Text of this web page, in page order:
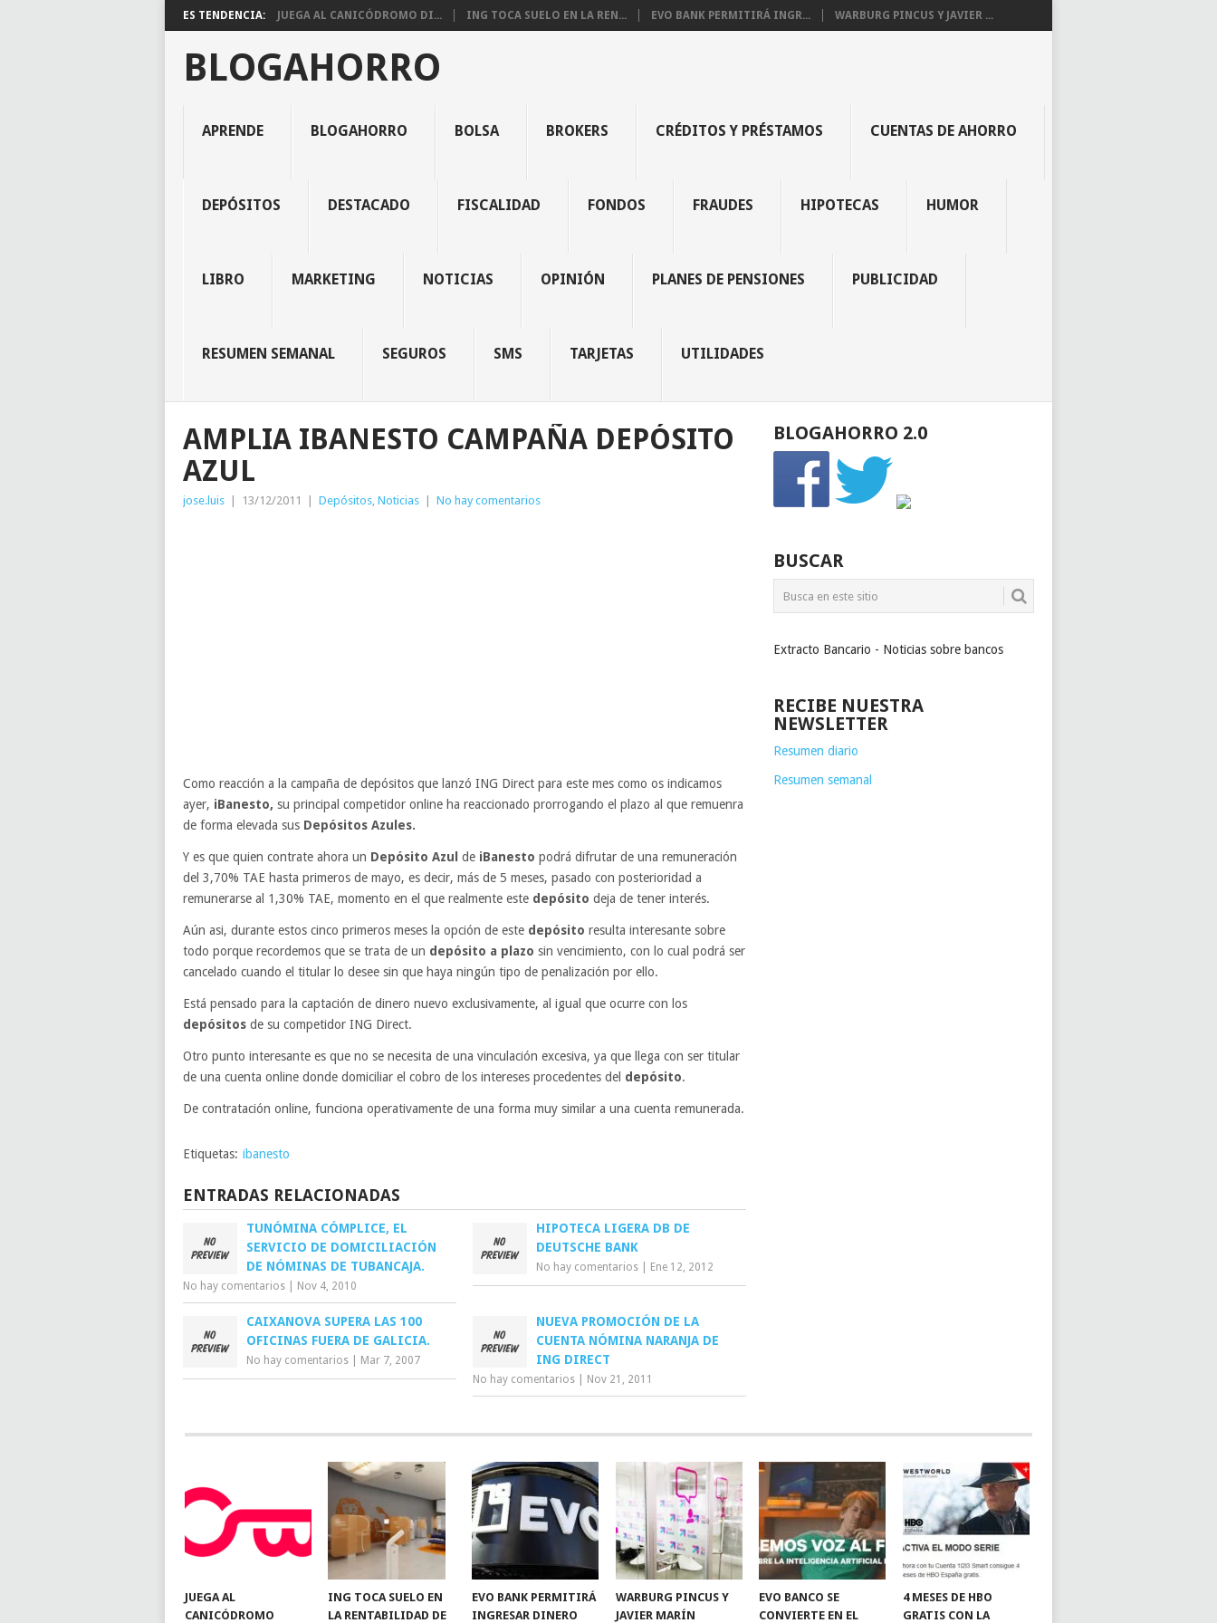
ES TENDENCIA: JUEGA AL CANICÓDROMO DI... ING TOCA SUELO EN LA REN... EVO BANK PERMITIRÁ INGR... WARBURG PINCUS Y JAVIER ...
BLOGAHORRO
APRENDE BLOGAHORRO BOLSA BROKERS CRÉDITOS Y PRÉSTAMOS CUENTAS DE AHORRO
DEPÓSITOS DESTACADO FISCALIDAD FONDOS FRAUDES HIPOTECAS HUMOR
LIBRO MARKETING NOTICIAS OPINIÓN PLANES DE PENSIONES PUBLICIDAD
RESUMEN SEMANAL SEGUROS SMS TARJETAS UTILIDADES
AMPLIA IBANESTO CAMPAÑA DEPÓSITO
AZUL
jose.luis 13/12/2011 Depósitos, Noticias No hay comentarios
Como reacción a la campaña de depósitos que lanzó ING Direct para este mes como os indicamos
ayer, iBanesto, su principal competidor online ha reaccionado prorrogando el plazo al que remuenra
de forma elevada sus Depósitos Azules.
Y es que quien contrate ahora un Depósito Azul de iBanesto podrá difrutar de una remuneración
del 3,70% TAE hasta primeros de mayo, es decir, más de 5 meses, pasado con posterioridad a
remunerarse al 1,30% TAE, momento en el que realmente este depósito deja de tener interés.
Aún asi, durante estos cinco primeros meses la opción de este depósito resulta interesante sobre
todo porque recordemos que se trata de un depósito a plazo sin vencimiento, con lo cual podrá ser
cancelado cuando el titular lo desee sin que haya ningún tipo de penalización por ello.
Está pensado para la captación de dinero nuevo exclusivamente, al igual que ocurre con los
depósitos de su competidor ING Direct.
Otro punto interesante es que no se necesita de una vinculación excesiva, ya que llega con ser titular
de una cuenta online donde domiciliar el cobro de los intereses procedentes del depósito.
De contratación online, funciona operativamente de una forma muy similar a una cuenta remunerada.
Etiquetas: ibanesto
ENTRADAS RELACIONADAS
TUNÓMINA CÓMPLICE, EL
SERVICIO DE DOMICILIACIÓN
DE NÓMINAS DE TUBANCAJA.
No hay comentarios Nov 4, 2010
HIPOTECA LIGERA DB DE
DEUTSCHE BANK
No hay comentarios Ene 12, 2012
CAIXANOVA SUPERA LAS 100
OFICINAS FUERA DE GALICIA.
No hay comentarios Mar 7, 2007
NUEVA PROMOCIÓN DE LA
CUENTA NÓMINA NARANJA DE
ING DIRECT
No hay comentarios Nov 21, 2011
BLOGAHORRO 2.0
BUSCAR
Extracto Bancario - Noticias sobre bancos
RECIBE NUESTRA
NEWSLETTER
Resumen diario
Resumen semanal
JUEGA AL
CANICÓDROMO
ING TOCA SUELO EN
LA RENTABILIDAD DE
EVO BANK PERMITIRÁ
INGRESAR DINERO
WARBURG PINCUS Y
JAVIER MARÍN
EVO BANCO SE
CONVIERTE EN EL
4 MESES DE HBO
GRATIS CON LA